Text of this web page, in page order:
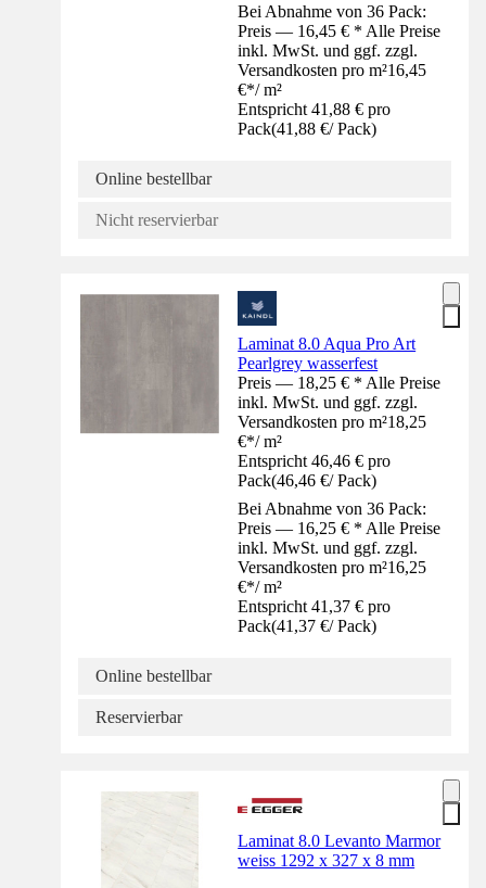
Bei Abnahme von 36 Pack:
Preis — 16,45 € * Alle Preise
inkl. MwSt. und ggf. zzgl.
Versandkosten pro m²16,45
€*/ m²
Entspricht 41,88 € pro
Pack(41,88 €/ Pack)
Online bestellbar
Nicht reservierbar
Laminat 8.0 Aqua Pro Art
Pearlgrey wasserfest
Preis — 18,25 € * Alle Preise
inkl. MwSt. und ggf. zzgl.
Versandkosten pro m²18,25
€*/ m²
Entspricht 46,46 € pro
Pack(46,46 €/ Pack)
Bei Abnahme von 36 Pack:
Preis — 16,25 € * Alle Preise
inkl. MwSt. und ggf. zzgl.
Versandkosten pro m²16,25
€*/ m²
Entspricht 41,37 € pro
Pack(41,37 €/ Pack)
Online bestellbar
Reservierbar
Laminat 8.0 Levanto Marmor
weiss 1292 x 327 x 8 mm